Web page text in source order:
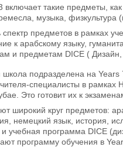
такие предметы,
музыка,
предметов в рамках
к арабскому языку,
и предметам DICE (
школа подразделена на
специалисты в
Это готовит их к
широкий круг предметов:
немецкий язык, история,
учебная программа DICE
программу обучения в